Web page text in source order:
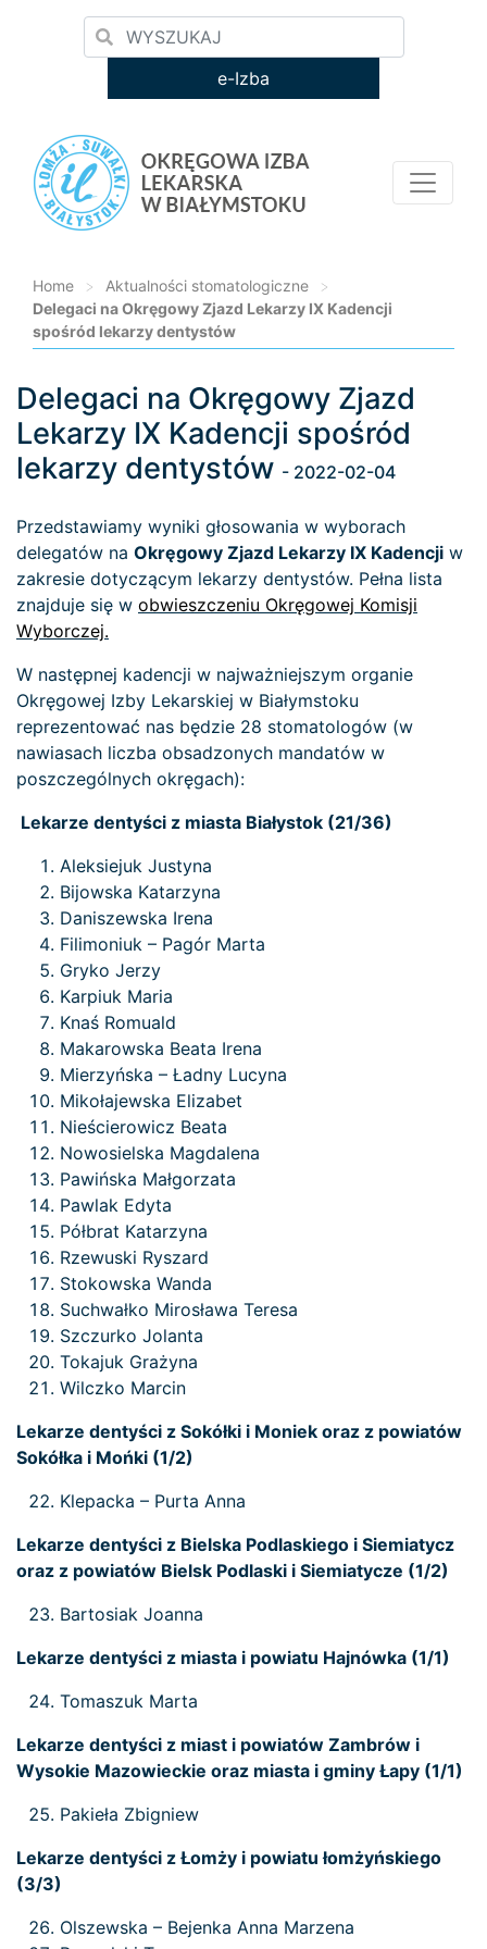
e-Izba
Home > Aktualności stomatologiczne
>
Delegaci na Okręgowy Zjazd Lekarzy IX Kadencji
spośród lekarzy dentystów
Loading...
Delegaci na Okręgowy Zjazd
Lekarzy IX Kadencji spośród
lekarzy dentystów - 2022-02-04
Przedstawiamy wyniki głosowania w wyborach
delegatów na Okręgowy Zjazd Lekarzy IX Kadencji w
zakresie dotyczącym lekarzy dentystów. Pełna lista
znajduje się w obwieszczeniu Okręgowej Komisji
Wyborczej.
W następnej kadencji w najważniejszym organie
Okręgowej Izby Lekarskiej w Białymstoku
reprezentować nas będzie 28 stomatologów (w
nawiasach liczba obsadzonych mandatów w
poszczególnych okręgach):
Lekarze dentyści z miasta Białystok (21/36)
Aleksiejuk Justyna
Bijowska Katarzyna
Daniszewska Irena
Filimoniuk – Pagór Marta
Gryko Jerzy
Karpiuk Maria
Knaś Romuald
Makarowska Beata Irena
Mierzyńska – Ładny Lucyna
Mikołajewska Elizabet
Nieścierowicz Beata
Nowosielska Magdalena
Pawińska Małgorzata
Pawlak Edyta
Półbrat Katarzyna
Rzewuski Ryszard
Stokowska Wanda
Suchwałko Mirosława Teresa
Szczurko Jolanta
Tokajuk Grażyna
Wilczko Marcin
Lekarze dentyści z Sokółki i Moniek oraz z powiatów
Sokółka i Mońki (1/2)
Klepacka – Purta Anna
Lekarze dentyści z Bielska Podlaskiego i Siemiatycz
oraz z powiatów Bielsk Podlaski i Siemiatycze (1/2)
Bartosiak Joanna
Lekarze dentyści z miasta i powiatu Hajnówka (1/1)
Tomaszuk Marta
Lekarze dentyści z miast i powiatów Zambrów i
Wysokie Mazowieckie oraz miasta i gminy Łapy (1/1)
Pakieła Zbigniew
Lekarze dentyści z Łomży i powiatu łomżyńskiego
(3/3)
Olszewska – Bejenka Anna Marzena